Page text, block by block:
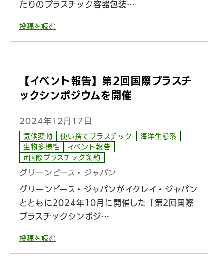
たりのプラスチック容器包装…
投稿を読む
【イベント報告】第2回国際プラスチ
ックシンポジウムを開催
2024年12月17日
気候変動 使い捨てプラスチック
海洋生態系
生物多様性
イベント報告
#国際プラスチック条約
グリーンピース・ジャパン
グリーンピース・ジャパンがイクレイ・ジャパン
とともに2024年10月に開催した「第2回国際
プラスチックシンポジ…
投稿を読む